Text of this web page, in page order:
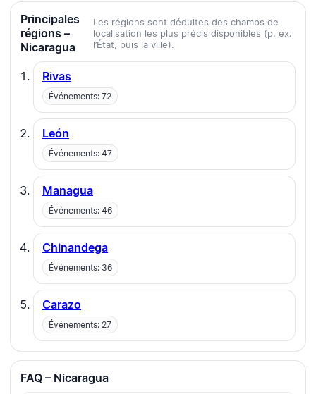
Principales
régions –
Nicaragua
Les régions sont déduites des champs de
localisation les plus précis disponibles (p. ex.
l’État, puis la ville).
Rivas
Événements: 72
León
Événements: 47
Managua
Événements: 46
Chinandega
Événements: 36
Carazo
Événements: 27
FAQ – Nicaragua